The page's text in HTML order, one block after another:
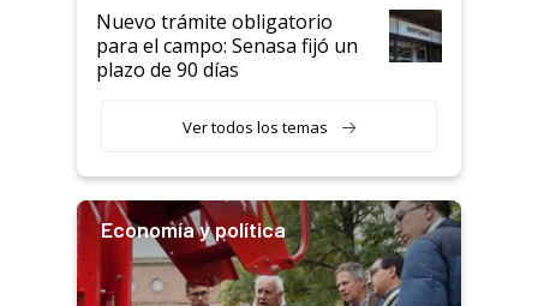
Nuevo trámite obligatorio
para el campo: Senasa fijó un
plazo de 90 días
Ver todos los temas
Economía y política